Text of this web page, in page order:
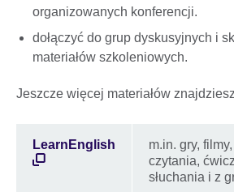
organizowanych konferencji.
dołączyć do grup dyskusyjnych i
materiałów szkoleniowych.
Jeszcze więcej materiałów
LearnEnglish
m.in. gry,
czytania,
słuchania i z